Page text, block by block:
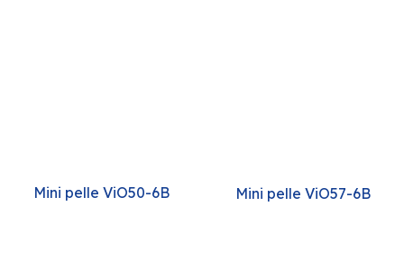
Mini pelle ViO50-6B Mini pelle ViO57-6B